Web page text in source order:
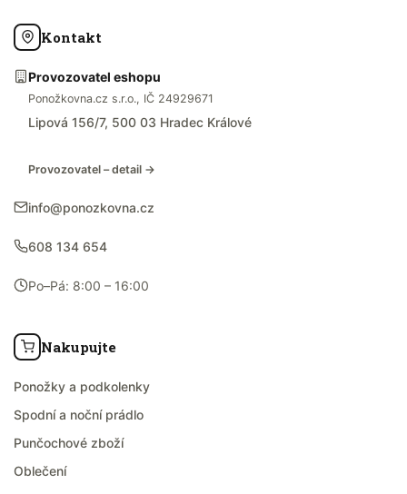
Kontakt
Provozovatel eshopu
Ponožkovna.cz s.r.o., IČ 24929671
Lipová 156/7, 500 03 Hradec Králové
Provozovatel – detail →
info@ponozkovna.cz
608 134 654
Po–Pá: 8:00 – 16:00
Nakupujte
Ponožky a podkolenky
Spodní a noční prádlo
Punčochové zboží
Oblečení